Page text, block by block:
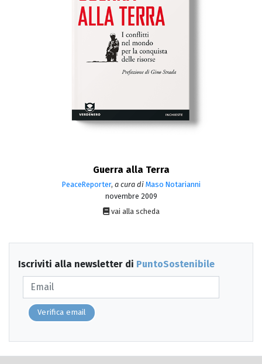
Guerra alla Terra
PeaceReporter, a cura di Maso Notarianni
novembre 2009
vai alla scheda
Iscriviti alla newsletter di PuntoSostenibile
Verifica email